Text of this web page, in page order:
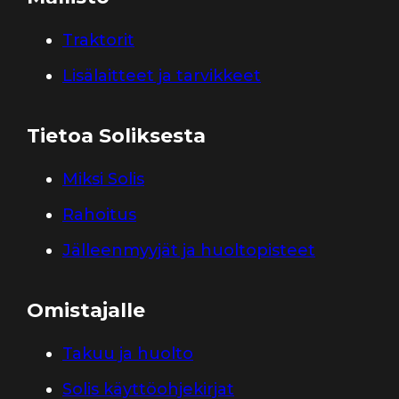
Traktorit
Lisälaitteet ja tarvikkeet
Tietoa Soliksesta
Miksi Solis
Rahoitus
Jälleenmyyjät ja huoltopisteet
Omistajalle
Takuu ja huolto
Solis käyttöohjekirjat